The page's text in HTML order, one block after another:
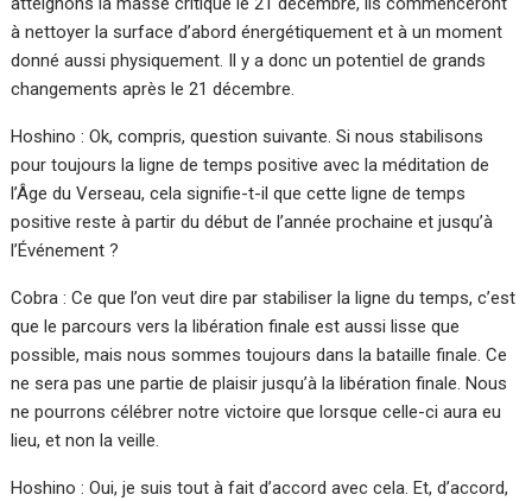
à nettoyer la surface d’abord énergétiquement et à un moment
donné aussi physiquement. Il y a donc un potentiel de grands
changements après le 21 décembre.
Hoshino : Ok, compris, question suivante. Si nous stabilisons
pour toujours la ligne de temps positive avec la méditation de
l’Âge du Verseau, cela signifie-t-il que cette ligne de temps
positive reste à partir du début de l’année prochaine et jusqu’à
l’Événement ?
Cobra : Ce que l’on veut dire par stabiliser la ligne du temps, c’est
que le parcours vers la libération finale est aussi lisse que
possible, mais nous sommes toujours dans la bataille finale. Ce
ne sera pas une partie de plaisir jusqu’à la libération finale. Nous
ne pourrons célébrer notre victoire que lorsque celle-ci aura eu
lieu, et non la veille.
Hoshino : Oui, je suis tout à fait d’accord avec cela. Et, d’accord,